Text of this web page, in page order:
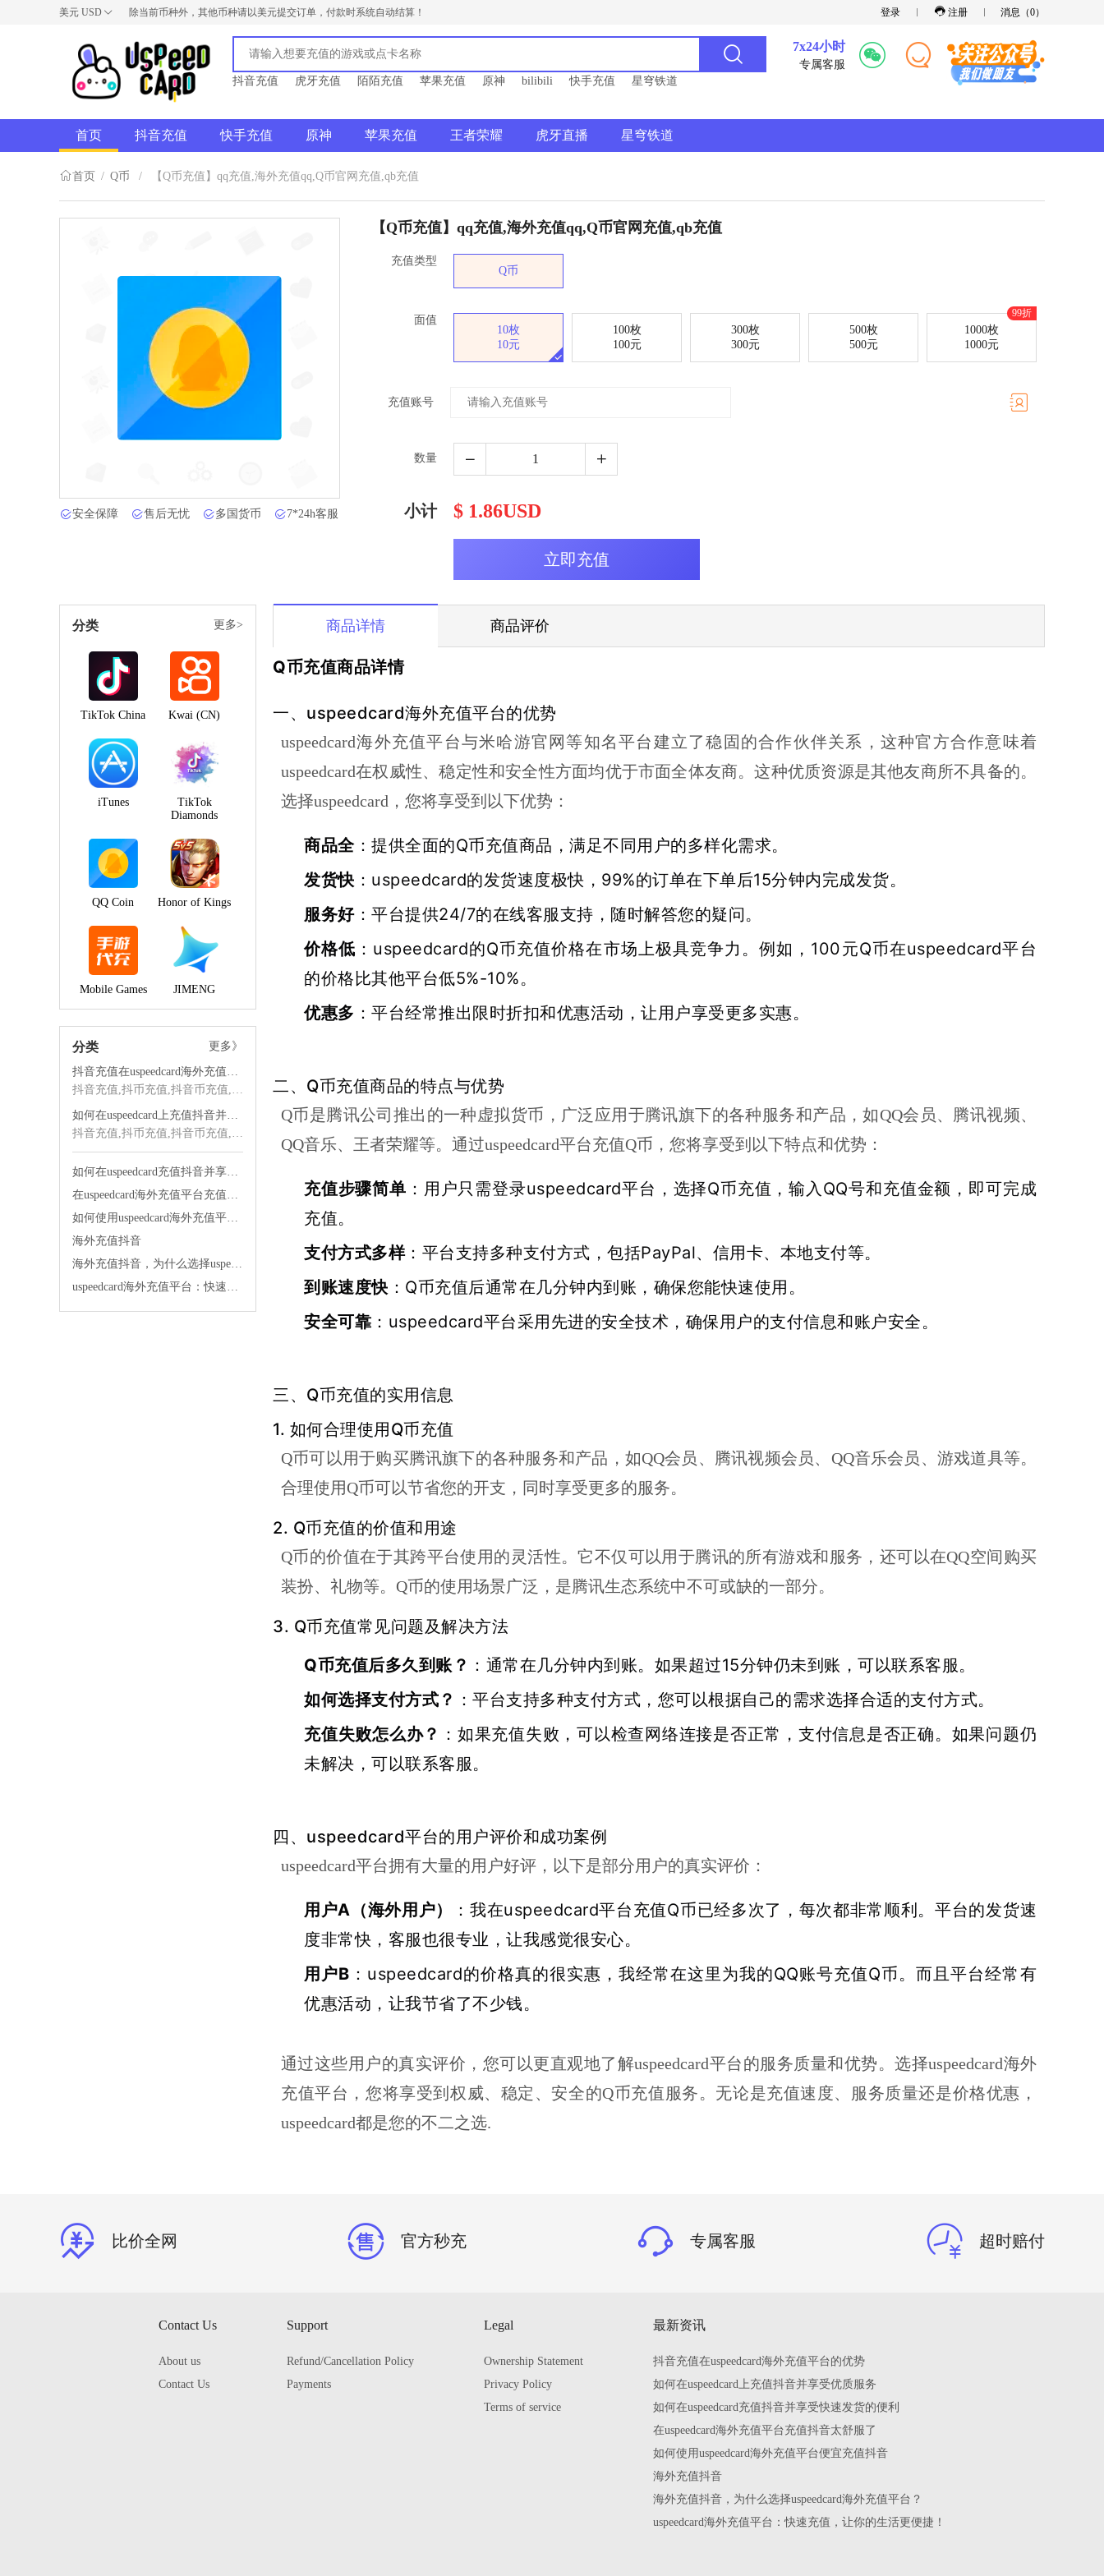
美元 USD
USD
AUD
NZD
除当前币种外，其他币种请以美元提交订单，付款时系统自动结算！ 登录 注册 消息（0）
抖音充值 虎牙充值 陌陌充值 苹果充值 原神 bilibili 快手充值 星穹铁道
7x24小时
专属客服
首页 抖音充值 快手充值 原神 苹果充值 王者荣耀 虎牙直播 星穹铁道
首页 / Q币 / 【Q币充值】qq充值,海外充值qq,Q币官网充值,qb充值
安全保障 售后无忧 多国货币 7*24h客服
【Q币充值】qq充值,海外充值qq,Q币官网充值,qb充值
充值类型
Q币
面值
10枚
10元
100枚
100元
300枚
300元
500枚
500元
99折
1000枚
1000元
充值账号
数量
小计 $ 1.86USD
分类 更多>
TikTok China Kwai (CN)
iTunes
TikTok
Diamonds
QQ Coin Honor of Kings
Mobile Games JIMENG
分类 更多》
抖音充值在uspeedcard海外充值平台的优势
抖音充值,抖币充值,抖音币充值,海外抖音充值,抖音海外充值,抖音充值海外,海外充值
如何在uspeedcard上充值抖音并享受优质服务
抖音充值,抖币充值,抖音币充值,海外抖音充值,抖音海外充值,抖音充值海外,海外充值
如何在uspeedcard充值抖音并享受快速发货的便利
在uspeedcard海外充值平台充值抖音太舒服了
如何使用uspeedcard海外充值平台便宜充值抖音
海外充值抖音
海外充值抖音，为什么选择uspeedcard海外充值平台？
uspeedcard海外充值平台：快速充值，让你的生活更便捷！
商品详情 商品评价
Q币充值商品详情
一、uspeedcard海外充值平台的优势
uspeedcard海外充值平台与米哈游官网等知名平台建立了稳固的合作伙伴关系，这种官方合作意味着
uspeedcard在权威性、稳定性和安全性方面均优于市面全体友商。这种优质资源是其他友商所不具备的。
选择uspeedcard，您将享受到以下优势：
商品全：提供全面的Q币充值商品，满足不同用户的多样化需求。
发货快 ：uspeedcard的发货速度极快，99%的订单在下单后15分钟内完成发货。
服务好：平台提供24/7的在线客服支持，随时解答您的疑问。
价格低 ：uspeedcard的Q币充值价格在市场上极具竞争力。例如，100元Q币在uspeedcard平台
的价格比其他平台低5%-10%。
优惠多 ：平台经常推出限时折扣和优惠活动，让用户享受更多实惠。
二、Q币充值商品的特点与优势
Q币是腾讯公司推出的一种虚拟货币，广泛应用于腾讯旗下的各种服务和产品，如QQ会员、腾讯视频、
QQ音乐、王者荣耀等。通过uspeedcard平台充值Q币，您将享受到以下特点和优势：
充值步骤简单 ：用户只需登录uspeedcard平台，选择Q币充值，输入QQ号和充值金额，即可完成
充值。
支付方式多样：平台支持多种支付方式，包括PayPal、信用卡、本地支付等。
到账速度快 ：Q币充值后通常在几分钟内到账，确保您能快速使用。
安全可靠 ：uspeedcard平台采用先进的安全技术，确保用户的支付信息和账户安全。
三、Q币充值的实用信息
1. 如何合理使用Q币充值
Q币可以用于购买腾讯旗下的各种服务和产品，如QQ会员、腾讯视频会员、QQ音乐会员、游戏道具等。
合理使用Q币可以节省您的开支，同时享受更多的服务。
2. Q币充值的价值和用途
Q币的价值在于其跨平台使用的灵活性。它不仅可以用于腾讯的所有游戏和服务，还可以在QQ空间购买
装扮、礼物等。Q币的使用场景广泛，是腾讯生态系统中不可或缺的一部分。
3. Q币充值常见问题及解决方法
Q币充值后多久到账？ ：通常在几分钟内到账。如果超过15分钟仍未到账，可以联系客服。
如何选择支付方式？ ：平台支持多种支付方式，您可以根据自己的需求选择合适的支付方式。
充值失败怎么办？ ：如果充值失败，可以检查网络连接是否正常，支付信息是否正确。如果问题仍
未解决，可以联系客服。
四、uspeedcard平台的用户评价和成功案例
uspeedcard平台拥有大量的用户好评，以下是部分用户的真实评价：
用户A（海外用户）
：我在uspeedcard平台充值Q币已经多次了，每次都非常顺利。平台的发货速
度非常快，客服也很专业，让我感觉很安心。
用户B ：uspeedcard的价格真的很实惠，我经常在这里为我的QQ账号充值Q币。而且平台经常有
优惠活动，让我节省了不少钱。
通过这些用户的真实评价，您可以更直观地了解uspeedcard平台的服务质量和优势。选择uspeedcard海外
充值平台，您将享受到权威、稳定、安全的Q币充值服务。无论是充值速度、服务质量还是价格优惠，
uspeedcard都是您的不二之选.
比价全网 官方秒充 专属客服 超时赔付
Contact Us
About us
Contact Us
Support
Refund/Cancellation Policy
Payments
Legal
Ownership Statement
Privacy Policy
Terms of service
最新资讯
抖音充值在uspeedcard海外充值平台的优势
如何在uspeedcard上充值抖音并享受优质服务
如何在uspeedcard充值抖音并享受快速发货的便利
在uspeedcard海外充值平台充值抖音太舒服了
如何使用uspeedcard海外充值平台便宜充值抖音
海外充值抖音
海外充值抖音，为什么选择uspeedcard海外充值平台？
uspeedcard海外充值平台：快速充值，让你的生活更便捷！